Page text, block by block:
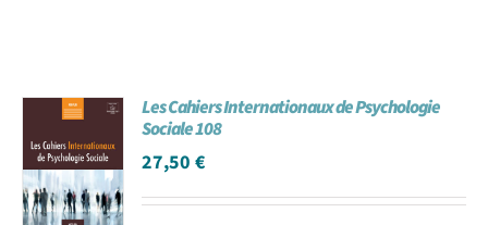
Les Cahiers Internationaux de Psychologie
Sociale 108
27,50€